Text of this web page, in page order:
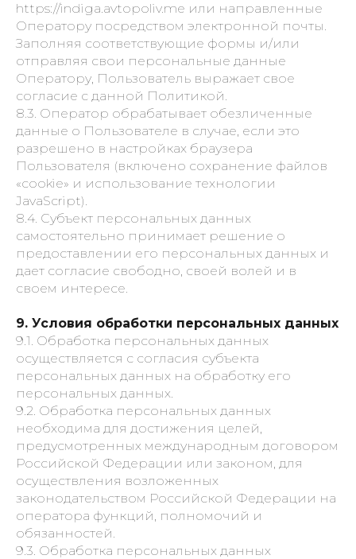
https://indiga.avtopoliv.me или направленные
Оператору посредством электронной почты.
Заполняя соответствующие формы и/или
отправляя свои персональные данные
Оператору, Пользователь выражает свое
согласие с данной Политикой.
8.3. Оператор обрабатывает обезличенные
данные о Пользователе в случае, если это
разрешено в настройках браузера
Пользователя (включено сохранение файлов
«cookie» и использование технологии
JavaScript).
8.4. Субъект персональных данных
самостоятельно принимает решение о
предоставлении его персональных данных и
дает согласие свободно, своей волей и в
своем интересе.
9. Условия обработки персональных данных
9.1. Обработка персональных данных
осуществляется с согласия субъекта
персональных данных на обработку его
персональных данных.
9.2. Обработка персональных данных
необходима для достижения целей,
предусмотренных международным договором
Российской Федерации или законом, для
осуществления возложенных
законодательством Российской Федерации на
оператора функций, полномочий и
обязанностей.
9.3. Обработка персональных данных